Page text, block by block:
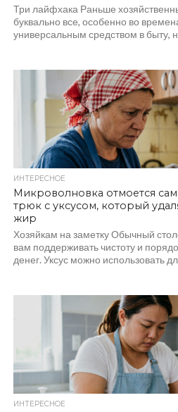
Три лайфхака Раньше
буквально все, особенно во
универсальным средством в быту,
ИНТЕРЕСНОЕ
Микроволновка отмоется
трюк с уксусом, который
жир
Хозяйкам на заметку Обычный
вам поддерживать чистоту и
денег. Уксус можно использовать
ИНТЕРЕСНОЕ